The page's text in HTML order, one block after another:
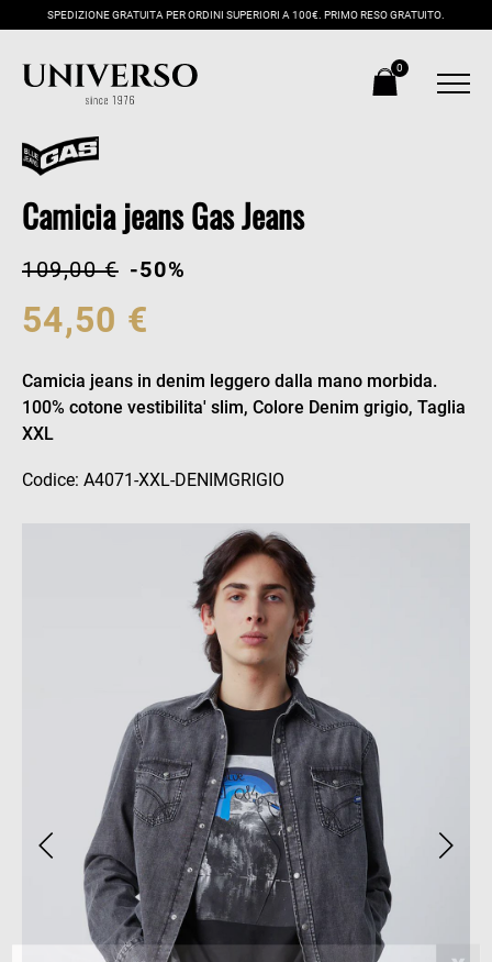
SPEDIZIONE GRATUITA PER ORDINI SUPERIORI A 100€. PRIMO RESO GRATUITO.
0
Camicia jeans Gas Jeans
109,00 € -50%
54,50 €
Camicia jeans in denim leggero dalla mano morbida.
100% cotone vestibilita' slim, Colore Denim grigio, Taglia
XXL
Codice: A4071-XXL-DENIMGRIGIO